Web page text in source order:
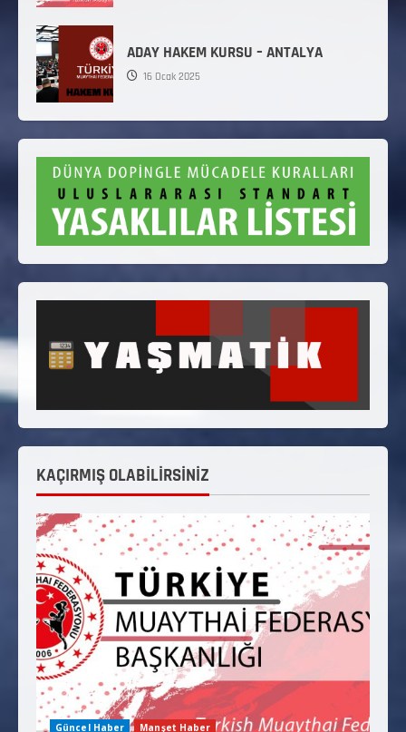
ADAY HAKEM KURSU – ANTALYA
16 Ocak 2025
KAÇIRMIŞ OLABİLİRSİNİZ
Güncel Haber Manşet Haber